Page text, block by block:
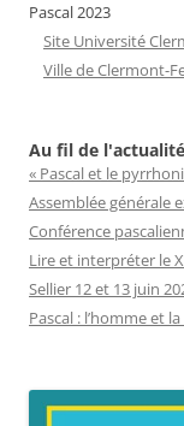
Pascal 2023
Site Université
Ville de Clermont-
Au fil de l'actualité
« Pascal et le
Assemblée générale
Conférence
Lire et interpréter le
Sellier 12 et 13 juin
Pascal : l’homme et